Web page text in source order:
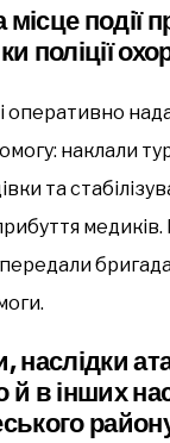
події
поліції
оперативно
наклали
та
медиків.
наслідки
й в інших